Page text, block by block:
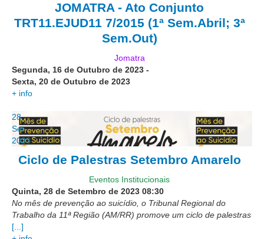
Calendário da Justiça Itinerante
Contas abertas em nome dos beneficiários
Diários Eletrônicos
Espaço do Servidor
Guias de recolhimento
Leilão Público
META 9 do CNJ
JOMATRA - Ato Conjunto
TRT11.EJUD11 7/2015 (1ª Sem.Abril; 3ª
Sem.Out)
Jomatra
Segunda, 16 de Outubro de 2023 -
Sexta, 20 de Outubro de 2023
+ info
28
Set
2023
Ciclo de Palestras Setembro Amarelo
Eventos Institucionais
Quinta, 28 de Setembro de 2023 08:30
No mês de prevenção ao suicídio, o Tribunal Regional do
Trabalho da 11ª Região (AM/RR) promove um ciclo de palestras
[...]